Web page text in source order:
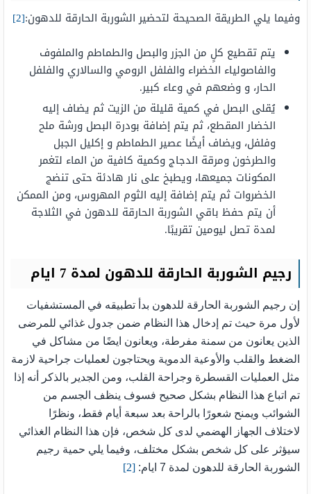
وفيما يلي الطريقة الصحيحة لتحضير الشوربة الحارقة للدهون:[2]
يتم تقطيع كلٍ من الجزر والبصل والطماطم والملفوف
والفاصولياء الخضراء والفلفل الرومي والسالاري والفلفل
الحار، و وضعهم في وعاء كبير.
يُقلى البصل في كمية قليلة من الزيت ثم يضاف إليه
الخضار المقطع، ثم يتم إضافة بودرة البصل ورشة ملح
وفلفل، ويضاف أيضًا عصير الطماطم و إكليل الجبل
والطرخون ومرقة الدجاج وكمية كافية من الماء لتغمر
المكونات جميعها، ويطبخ على نار هادئة حتى تنضج
الخضروات ثم يتم إضافة إليه الثوم المهروس، ومن الممكن
أن يتم حفظ باقي الشوربة الحارقة للدهون في الثلاجة
لمدة تصل ليومين تقريبًا.
رجيم الشوربة الحارقة للدهون لمدة 7 ايام
إن رجيم الشوربة الحارقة للدهون بدأ تطبيقه في المستشفيات
لأول مرة حيث تم إدخال هذا النظام ضمن جدول غذائي للمرضى
الذين يعانون من سمنة مفرطة، ويعانون ايضًا من مشاكل في
الضغط والقلب والأوعية الدموية ويحتاجون لعمليات جراحية لازمة
مثل العمليات القسطرة وجراحة القلب، ومن الجدير بالذكر أنه إذا
تم اتباع هذا النظام بشكل صحيح فسوف ينظف الجسم من
الشوائب ويمنح شعورًا بالراحة بعد سبعة أيام فقط، ونظرًا
لاختلاف الجهاز الهضمي لدى كل شخص، فإن هذا النظام الغذائي
سيؤثر على كل شخص بشكل مختلف، وفيما يلي حمية رجيم
الشوربة الحارقة للدهون لمدة 7 ايام:
[2]